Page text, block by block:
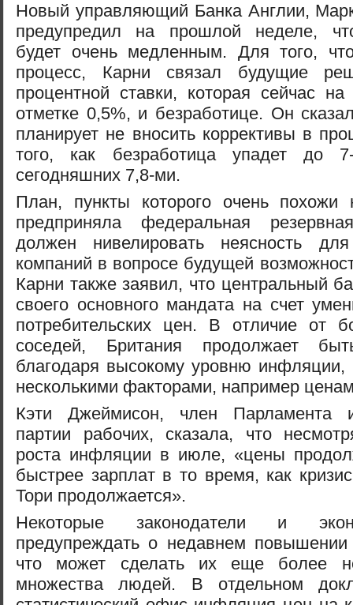
Новый управляющий Банка Англии,
предупредил на прошлой неделе,
будет очень медленным. Для того,
процесс, Карни связал будущие
процентной ставки, которая сейчас на
отметке 0,5%, и безработице. Он
планирует не вносить коррективы в
того, как безработица упадет до
сегодняшних 7,8-ми.
План, пункты которого очень похожи
предприняла федеральная
должен нивелировать неясность
компаний в вопросе будущей
Карни также заявил, что центральный
своего основного мандата на счет
потребительских цен. В отличие от
соседей, Британия продолжает
благодаря высокому уровню инфляции,
несколькими факторами, например
Кэти Джеймисон, член Парламента
партии рабочих, сказала, что
роста инфляции в июле, «цены
быстрее зарплат в то время, как
Тори продолжается».
Некоторые законодатели и
предупреждать о недавнем
что может сделать их еще более
множества людей. В отдельном